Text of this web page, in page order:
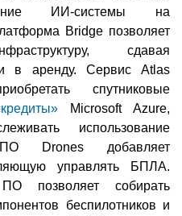
ИИ-системы на
Bridge позволяет
сдавая
в аренду. Сервис Atlas
спутниковые
Microsoft Azure,
использование
Drones добавляет
управлять БПЛА.
позволяет собирать
беспилотников и